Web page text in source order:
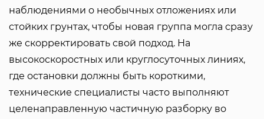
наблюдениями о необычных отложениях или
стойких грунтах, чтобы новая группа могла сразу
же скорректировать свой подход. На
высокоскоростных или круглосуточных линиях,
где остановки должны быть короткими,
технические специалисты часто выполняют
целенаправленную частичную разборку во